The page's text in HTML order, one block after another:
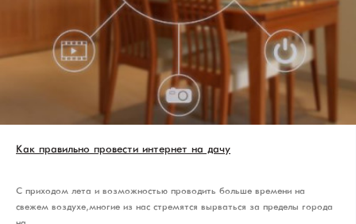
Как правильно провести интернет на дачу
С приходом лета и возможностью проводить больше времени на
свежем воздухе, многие из нас стремятся вырваться за пределы города